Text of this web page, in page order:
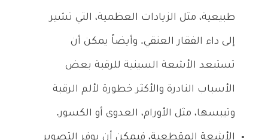
طبيعية، مثل الزيادات العظمية، التي تشير
إلى داء الفقار العنقي. وأيضاً يمكن أن
تستبعد الأشعة السينية للرقبة بعض
الأسباب النادرة والأكثر خطورة لألم الرقبة
وتيبسها، مثل الأورام، العدوى أو الكسور.
الأشعة المقطعية، فيمكن أن يوفر التصوير